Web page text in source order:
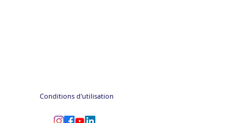
Conditions d'utilisation